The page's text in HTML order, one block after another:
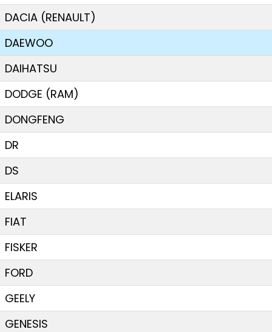
DACIA (RENAULT)
DAEWOO
DAIHATSU
DODGE (RAM)
DONGFENG
DR
DS
ELARIS
FIAT
FISKER
FORD
GEELY
GENESIS